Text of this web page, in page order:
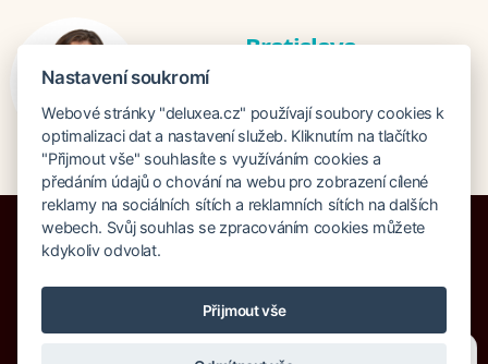
Bratislava
+421 948 759 074
Pojištění proti úpadku 125 000 000 Kč
Nastavení soukromí
Webové stránky "deluxea.cz" používají soubory cookies k
optimalizaci dat a nastavení služeb. Kliknutím na tlačítko
"Přijmout vše" souhlasíte s využíváním cookies a
předáním údajů o chování na webu pro zobrazení cílené
reklamy na sociálních sítích a reklamních sítích na dalších
webech. Svůj souhlas se zpracováním cookies můžete
kdykoliv odvolat.
Přijmout vše
Potřebujete poradit?
Zeptejte se našeho asistenta